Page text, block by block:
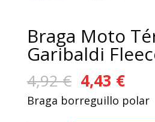
Braga Moto
Garibaldi
4,92€ El
precio
4,43 €El
Braga borreguillo polar